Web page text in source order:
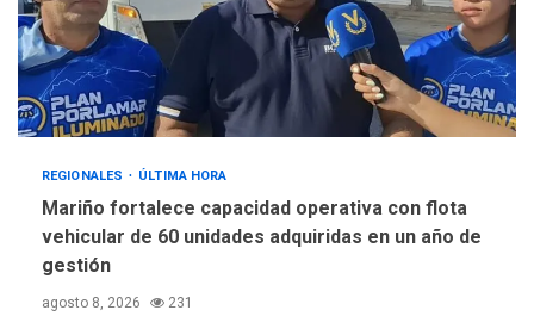
REGIONALES ÚLTIMA HORA
Mariño fortalece capacidad operativa con flota
vehicular de 60 unidades adquiridas en un año de
gestión
agosto 8, 2026 231